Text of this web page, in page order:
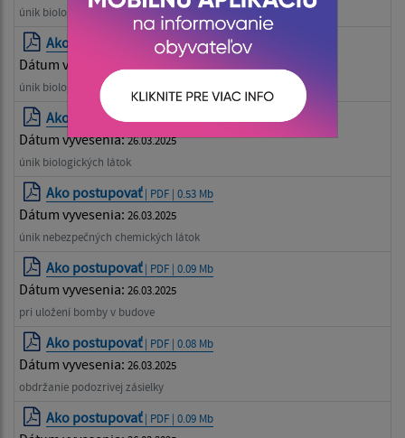
únik biologických látok
Ako postupovať | PDF | 0.53 Mb
Dátum vyvesenia: 26.03.2025
únik biologických látok
Ako postupovať| PDF | 0.51 Mb
Dátum vyvesenia:26.03.2025
únik biologických látok
Ako postupovať| PDF | 0.53 Mb
Dátum vyvesenia: 26.03.2025
únik nebezpečných chemických látok
Ako postupovať| PDF | 0.09 Mb
Dátum vyvesenia: 26.03.2025
pri uložení bomby v budove
Ako postupovať| PDF | 0.08 Mb
Dátum vyvesenia: 26.03.2025
obdržanie podozrivej zásielky
Ako postupovať| PDF | 0.09 Mb